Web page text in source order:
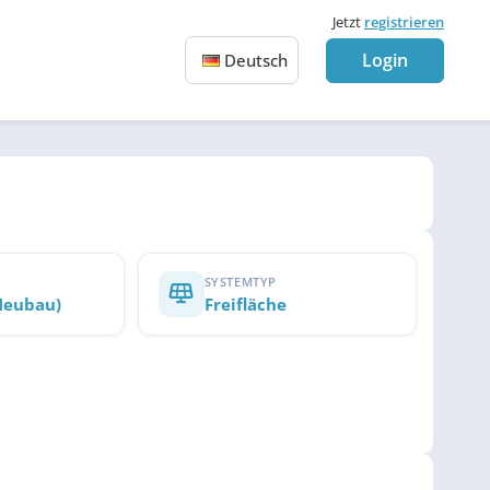
Deutsch
Jetzt registrieren
Login
SYSTEMTYP
Freifläche